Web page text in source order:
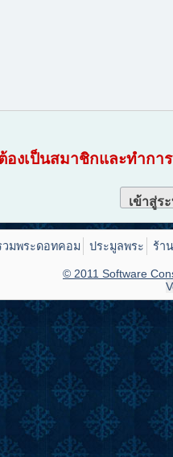
องเป็นสมาชิกและทำกา
เข้าสู่ร
วมพระดอทคอม ประมูลพระ ร้า
© 2011 Software